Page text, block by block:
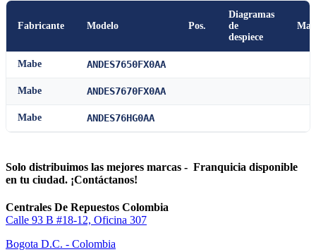
Fabricante Modelo Pos.
Diagramas
de
despiece
Mabe ANDES7650FX0AA
Mabe ANDES7670FX0AA
Mabe ANDES76HG0AA
Solo distribuimos las mejores marcas - Franquicia disponible
en tu ciudad. ¡Contáctanos!
Centrales De Repuestos Colombia
Calle 93 B #18-12, Oficina 307
Bogota D.C. - Colombia